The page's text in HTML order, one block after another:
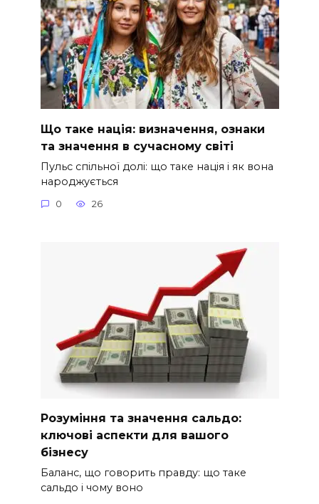
Що таке нація: визначення, ознаки
та значення в сучасному світі
Пульс спільної долі: що таке нація і як вона
народжується
0 26
Розуміння та значення сальдо:
ключові аспекти для вашого
бізнесу
Баланс, що говорить правду: що таке
сальдо і чому воно